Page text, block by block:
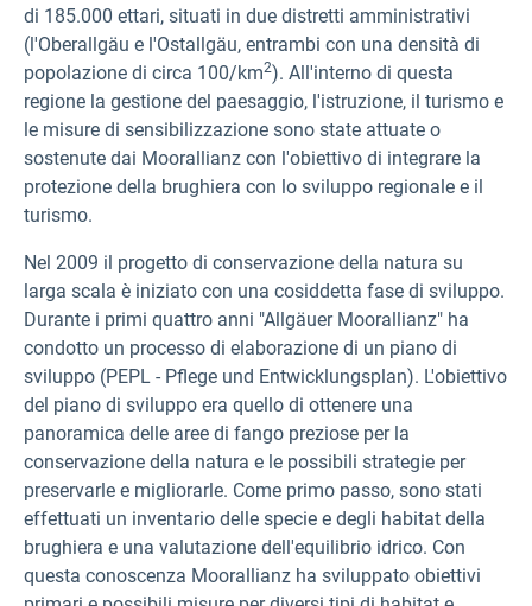
di 185.000 ettari, situati in due distretti amministrativi
(l'Oberallgäu e l'Ostallgäu, entrambi con una densità di
popolazione di circa 100/km2). All'interno di questa
regione la gestione del paesaggio, l'istruzione, il turismo e
le misure di sensibilizzazione sono state attuate o
sostenute dai Moorallianz con l'obiettivo di integrare la
protezione della brughiera con lo sviluppo regionale e il
turismo.
Nel 2009 il progetto di conservazione della natura su
larga scala è iniziato con una cosiddetta fase di sviluppo.
Durante i primi quattro anni "Allgäuer Moorallianz" ha
condotto un processo di elaborazione di un piano di
sviluppo (PEPL - Pflege und Entwicklungsplan). L'obiettivo
del piano di sviluppo era quello di ottenere una
panoramica delle aree di fango preziose per la
conservazione della natura e le possibili strategie per
preservarle e migliorarle. Come primo passo, sono stati
effettuati un inventario delle specie e degli habitat della
brughiera e una valutazione dell'equilibrio idrico. Con
questa conoscenza Moorallianz ha sviluppato obiettivi